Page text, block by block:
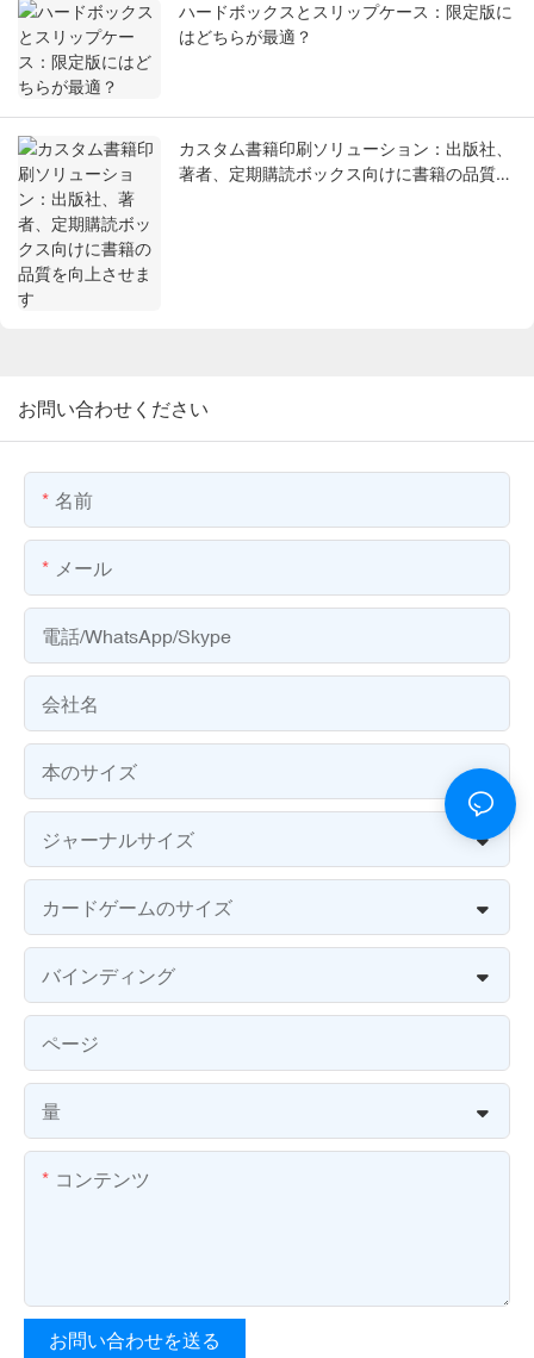
ハードボックスとスリップケース：限定版に
はどちらが最適？
カスタム書籍印刷ソリューション：出版社、
著者、定期購読ボックス向けに書籍の品質を
お問い合わせください
名前
メール
電話/WhatsApp/Skype
会社名
本のサイズ
ジャーナルサイズ
カードゲームのサイズ
バインディング
ページ
量
コンテンツ
お問い合わせを送る